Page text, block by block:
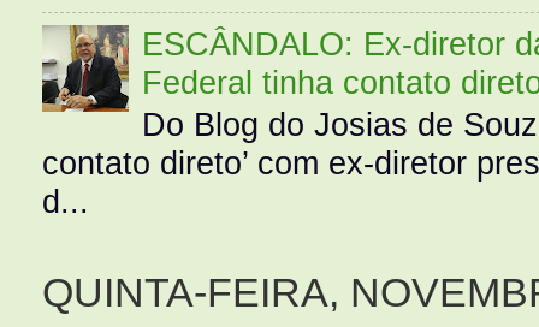
ESCÂNDALO: Ex-diretor
Federal tinha contato
Do Blog do Josias de
contato direto’ com ex-diretor
d...
QUINTA-FEIRA,